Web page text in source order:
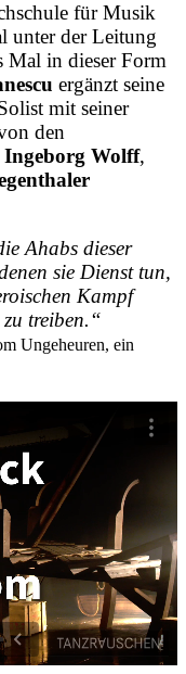
für Musik
unter der Leitung
Mal in dieser Form
ergänzt seine
mit seiner
den
Ingeborg Wolff,
Ahabs dieser
sie Dienst tun,
Kampf
treiben.“
Ungeheuren, ein